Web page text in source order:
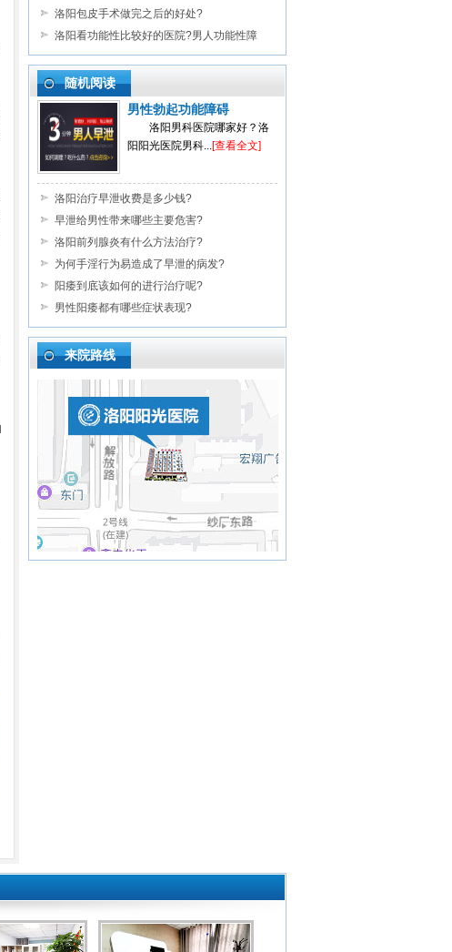
洛阳包皮手术做完之后的好处?
洛阳看功能性比较好的医院?男人功能性障
随机阅读
男性勃起功能障碍
洛阳男科医院哪家好？洛
阳阳光医院男科...[查看全文]
洛阳治疗早泄收费是多少钱?
早泄给男性带来哪些主要危害?
洛阳前列腺炎有什么方法治疗?
为何手淫行为易造成了早泄的病发?
阳痿到底该如何的进行治疗呢?
男性阳痿都有哪些症状表现?
来院路线